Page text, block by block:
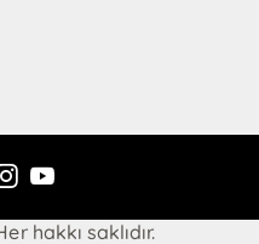
hakkı saklıdır.